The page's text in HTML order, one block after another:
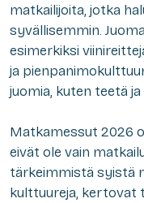
matkailijoita, jotka
syvällisemmin.
esimerkiksi
ja
juomia, kuten teetä ja
Matkamessut 2026
eivät ole vain
tärkeimmistä syistä
kulttuureja, kertovat